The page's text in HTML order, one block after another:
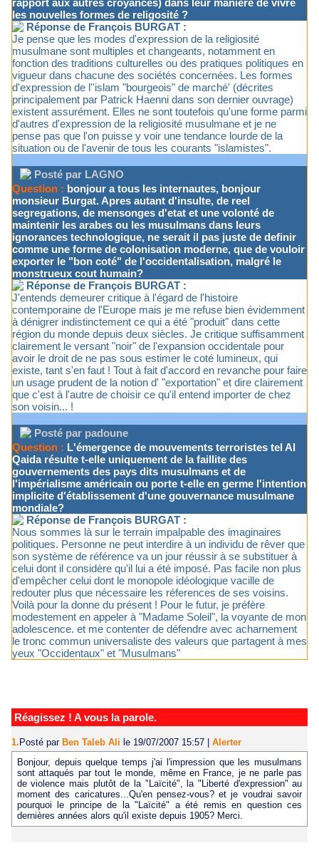
rapport aux autres croyances) dans leur manière de vivre
les nouvelles formes de religosité ?
Réponse de François BURGAT :
Je pense que les modes d'expression de la religiosité
musulmane sont multiples et changeants, notamment en
fonction des traditions culturelles ou des pratiques politiques en
vigueur dans chacune des sociétés concernées. Les formes
d'expression de l''islam "bourgeois" de marché' (décrites
principalement par Patrick Haenni dans son dernier ouvrage)
existent assurément. Elles ne sont toutefois qu'une forme parmi
d'autres d'expression de la religiosité musulmane et je ne
pense pas que l'on puisse y voir une tendance lourde de la
situation ou de l'avenir de tous les courants "islamistes".
Posté par LAGNO
Question : bonjour a tous les internautes, bonjour
monsieur Burgat. Apres autant d'insulte, de reel
segregations, de mensonges d'etat et une volonté de
maintenir les arabes ou les musulmans dans leurs
ignorances technologique, ne serait il pas juste de definir
comme une forme de colonisation moderne, que de vouloir
exporter le "bon coté" de l'occidentalisation, malgré le
monstrueux cout humain?
Réponse de François BURGAT :
J'entends demeurer critique à l'égard de l'histoire
contemporaine de l'Europe mais je me refuse bien évidemment
à dénigrer indistinctement ce qui a été "produit" dans cette
région du monde depuis deux siècles. Je critique suffisamment
clairement le versant "noir" de l'expansion occidentale pour
avoir le droit de ne pas sous estimer le coté lumineux, qui
existe, tant s'en faut ! Tout à fait d'accord en revanche pour faire
un usage prudent de la notion d' "exportation" et dire clairement
que c'est à l'autre de choisir ce qu'il entend importer de chez
son voisin... !
Posté par padoune
Question : L'émergence de mouvements terroristes tel Al
Qaida résulte t-elle uniquement de la faillite des
gouvernements des pays dits musulmans et de
l'impérialisme américain ou porte t-elle en germe l'intention
implicite d'établissement d'une gouvernance musulmane
mondiale?
Réponse de François BURGAT :
Nous sommes là sur le terrain impalpable des imaginaires
politiques. Personne ne peut interdire à un individu de rêver que
son système de référence va un jour réussir à se substituer à
celui dont il considère qu'il lui a été imposé. Pas facile non plus
d'empêcher celui dont le monopole idéologique vacille de
redouter plus que nécessaire les réferences de ses voisins.
Voilà pour la donne du présent ! Pour le futur, je préfère
modestement en appeler à "Madame Soleil", la voyante de mon
adolescence. et me contenter de défendre avec acharnement
le tronc commun universaliste des valeurs que partagent à mes
yeux "Occidentaux" et "Musulmans"
Réagissez ! A vous la parole.
1. Posté par Ben Taleb Ali le 19/07/2007 15:57
Alerter
Bonjour, depuis quelque temps j'ai l'impression que les musulmans
sont attaqués par tout le monde, même en France, je ne parle pas
de violence mais plutôt de la "Laïcité", la "Liberté d'expression" au
moment des caricatures...Qu'en pensez-vous? et je voudrai savoir
pourquoi le principe de la "Laïcité" a été remis en question ces
dernières années alors qu'il existe depuis 1905? Merci.